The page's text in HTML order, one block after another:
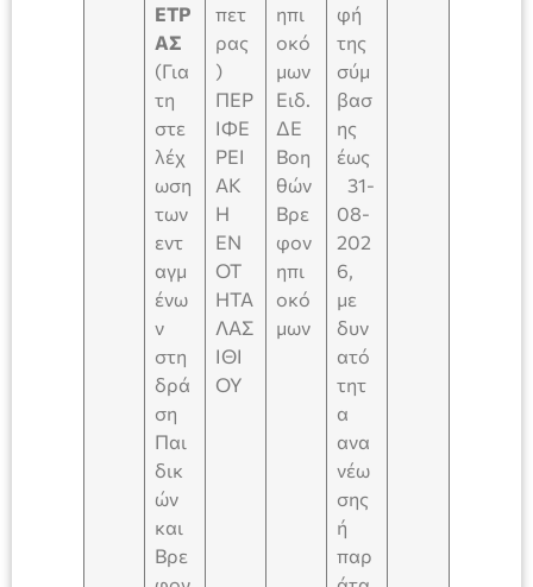
ΕΤΡ
ΑΣ
(Για
τη
στε
λέχ
ωση
των
εντ
αγμ
ένω
ν
στη
δρά
ση
Παι
δικ
ών
και
Βρε
πετ
ρας
)
ΠΕΡ
ΙΦΕ
ΡΕΙ
ΑΚ
Η
ΕΝ
ΟΤ
ΗΤΑ
ΛΑΣ
ΙΘΙ
ΟΥ
ηπι
οκό
μων
Ειδ.
ΔΕ
Βοη
θών
Βρε
φον
ηπι
οκό
μων
φή
της
σύμ
βασ
ης
έως
31-
08-
202
6,
με
δυν
ατό
τητ
α
ανα
νέω
σης
ή
παρ